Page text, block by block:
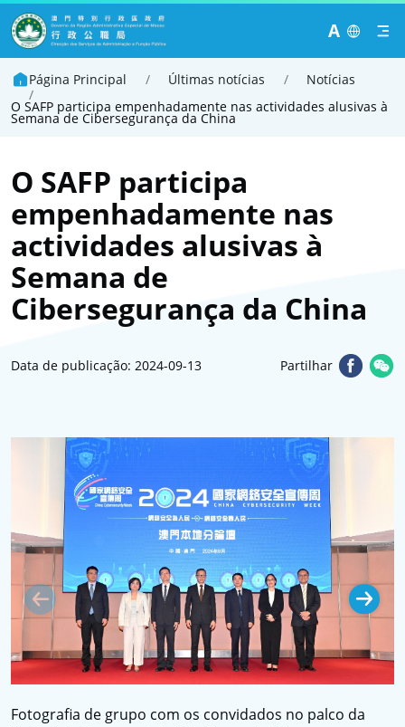
A
Página Principal / Últimas notícias /
Notícias
/
O SAFP participa empenhadamente nas actividades alusivas à
Semana de Cibersegurança da China
O SAFP participa
empenhadamente nas
actividades alusivas à
Semana de
Cibersegurança da China
Data de publicação: 2024-09-13 Partilhar
Fotografia de grupo com os convidados no palco da